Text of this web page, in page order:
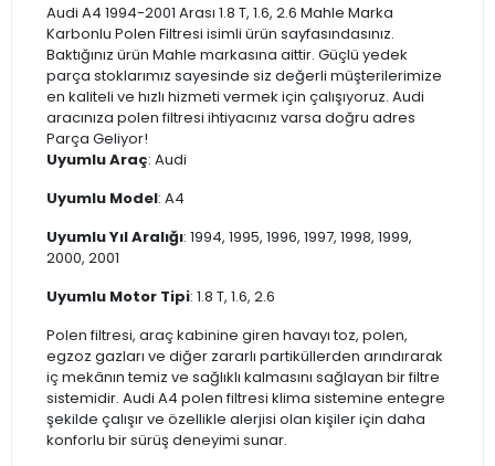
Audi A4 1994-2001 Arası 1.8 T, 1.6, 2.6 Mahle Marka
Karbonlu Polen Filtresi isimli ürün sayfasındasınız.
Baktığınız ürün Mahle markasına aittir. Güçlü yedek
parça stoklarımız sayesinde siz değerli müşterilerimize
en kaliteli ve hızlı hizmeti vermek için çalışıyoruz. Audi
aracınıza polen filtresi ihtiyacınız varsa doğru adres
Parça Geliyor!
Uyumlu Araç: Audi
Uyumlu Model: A4
Uyumlu Yıl Aralığı: 1994, 1995, 1996, 1997, 1998, 1999,
2000, 2001
Uyumlu Motor Tipi: 1.8 T, 1.6, 2.6
Polen filtresi, araç kabinine giren havayı toz, polen,
egzoz gazları ve diğer zararlı partiküllerden arındırarak
iç mekânın temiz ve sağlıklı kalmasını sağlayan bir filtre
sistemidir. Audi A4 polen filtresi klima sistemine entegre
şekilde çalışır ve özellikle alerjisi olan kişiler için daha
konforlu bir sürüş deneyimi sunar.